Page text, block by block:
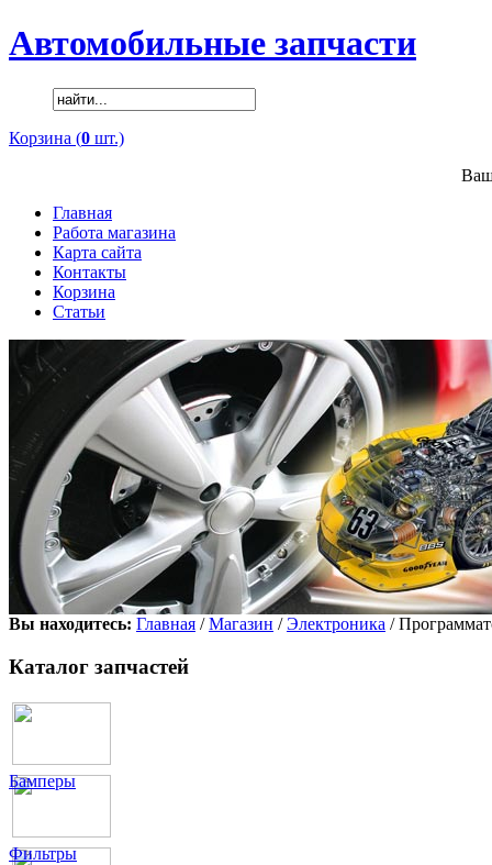
Автомобильные запчасти
Корзина (0 шт.)
Главная
Работа магазина
Карта сайта
Контакты
Корзина
Статьи
Вы находитесь: Главная /Магазин /Электроника /
Каталог запчастей
Бамперы
Фильтры